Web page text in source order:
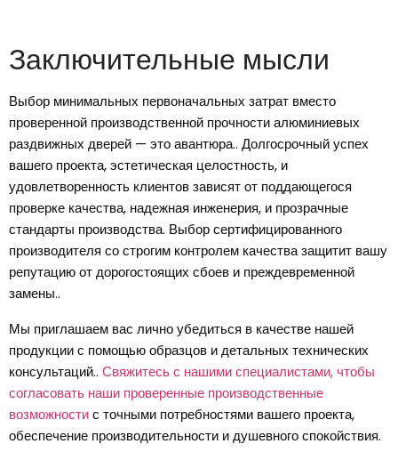
Заключительные мысли
Выбор минимальных первоначальных затрат вместо
проверенной производственной прочности алюминиевых
раздвижных дверей — это авантюра.. Долгосрочный успех
вашего проекта, эстетическая целостность, и
удовлетворенность клиентов зависят от поддающегося
проверке качества, надежная инженерия, и прозрачные
стандарты производства. Выбор сертифицированного
производителя со строгим контролем качества защитит вашу
репутацию от дорогостоящих сбоев и преждевременной
замены..
Мы приглашаем вас лично убедиться в качестве нашей
продукции с помощью образцов и детальных технических
консультаций.. Свяжитесь с нашими специалистами, чтобы
согласовать наши проверенные производственные
возможностис точными потребностями вашего проекта,
обеспечение производительности и душевного спокойствия.